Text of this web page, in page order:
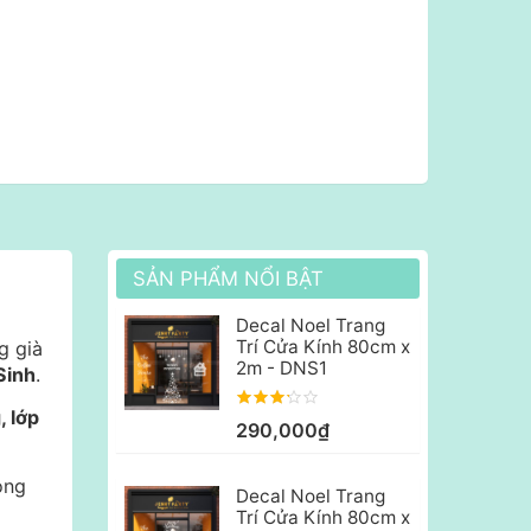
già
.
lớp
SẢN PHẨM NỔI BẬT
Decal Noel Trang
Trí Cửa Kính 80cm x
2m - DNS1
290,000₫
Decal Noel Trang
Trí Cửa Kính 80cm x